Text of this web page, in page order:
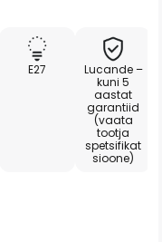
E27
Lucande –
kuni 5
aastat
garantiid
(vaata
tootja
spetsifikat
sioone)